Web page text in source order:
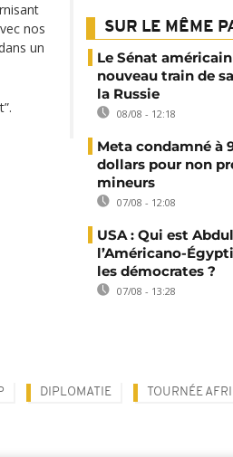
nos
un
SUR LE MÊME
Le Sénat
nouveau train de
la Russie
08/08 - 12:18
Meta condamné à
dollars pour non
mineurs
07/08 - 12:08
USA : Qui est
l’Américano-
les démocrates ?
07/08 - 13:28
DIPLOMATIE TOURNÉE